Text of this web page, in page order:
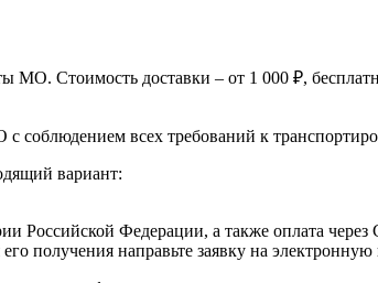
Стоимость доставки – от 1 000 ₽,
всех требований к
вариант:
Российской Федерации, а также оплата через
получения направьте заявку на